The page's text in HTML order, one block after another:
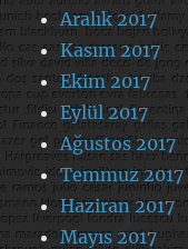
Aralık 2017
Kasım 2017
Ekim 2017
Eylül 2017
Ağustos 2017
Temmuz 2017
Haziran 2017
Mayıs 2017